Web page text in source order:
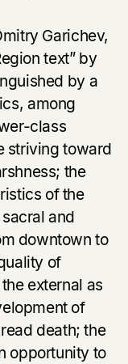
Garichev,
text” by
by a
among
class
striving toward
the
of the
and
downtown to
of
external as
of
death; the
opportunity to